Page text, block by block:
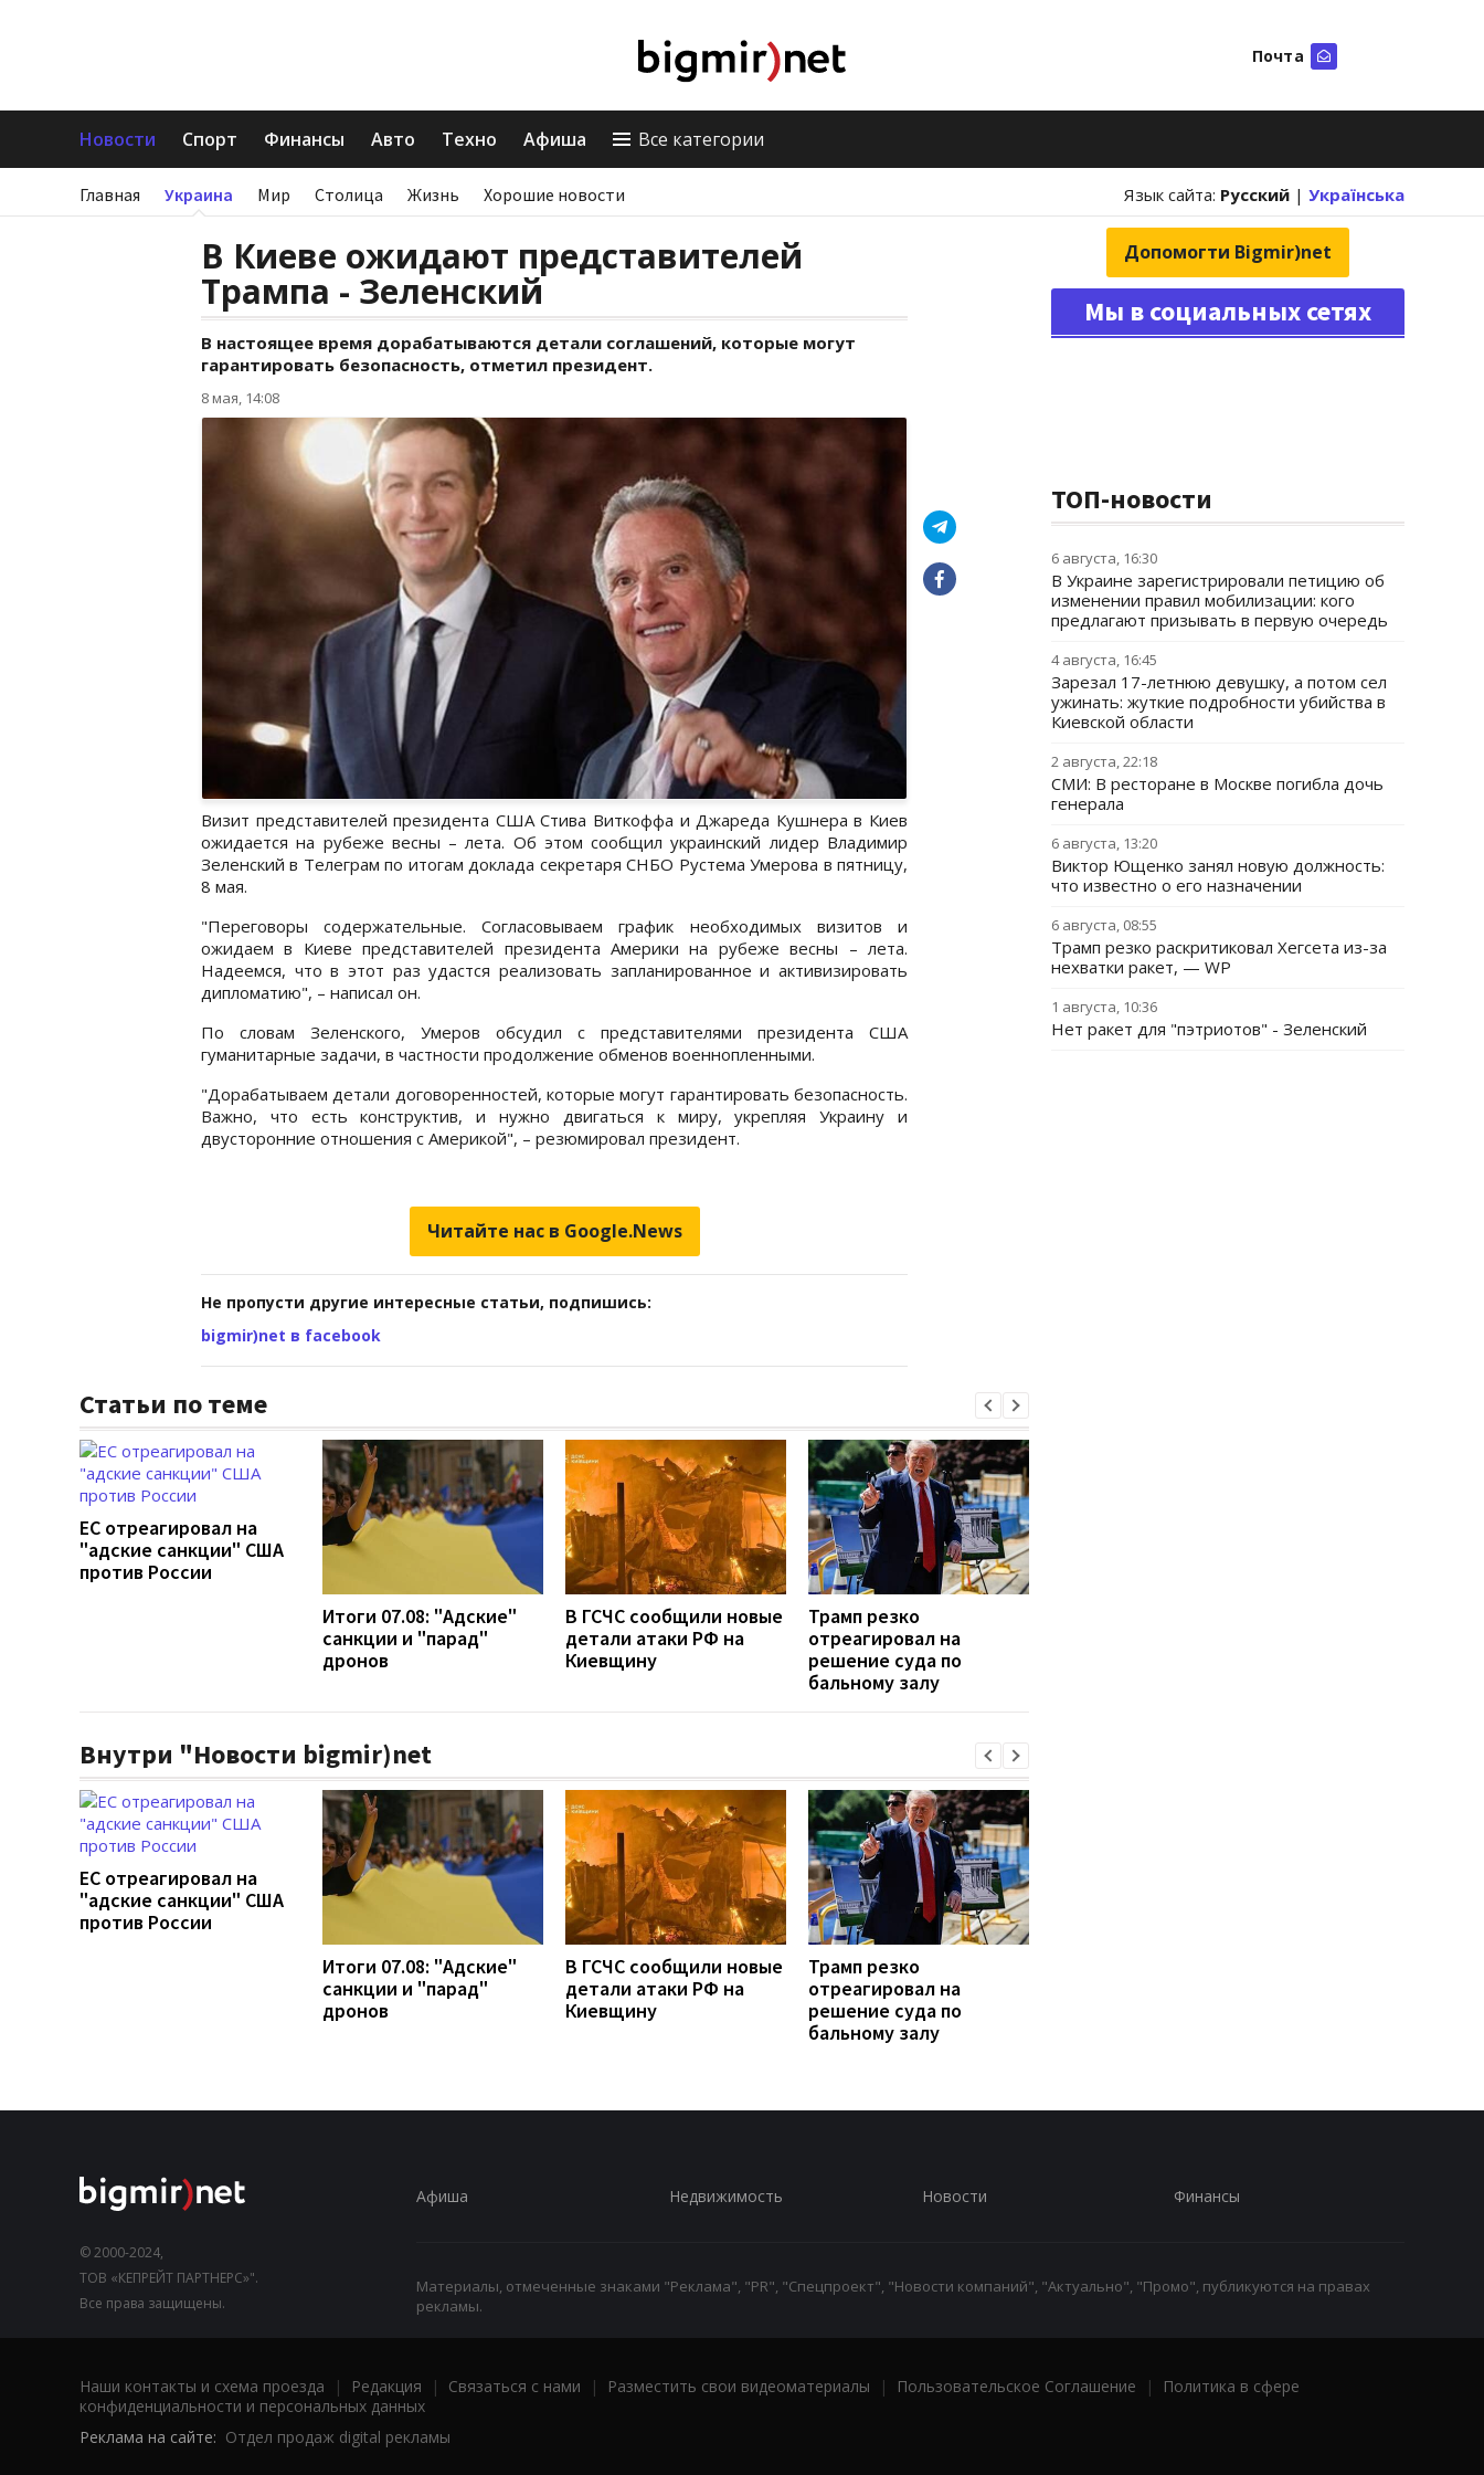
Почта
Новости Спорт Финансы Авто Техно Афиша Все категории
Главная Украина Мир Столица Жизнь Хорошие новости Язык сайта: Русский | Українська
В Киеве ожидают представителей
Трампа - Зеленский
В настоящее время дорабатываются детали соглашений, которые могут
гарантировать безопасность, отметил президент.
8 мая, 14:08
Визит представителей президента США Стива Виткоффа и Джареда Кушнера в Киев
ожидается на рубеже весны – лета. Об этом сообщил украинский лидер Владимир
Зеленский в Телеграм по итогам доклада секретаря СНБО Рустема Умерова в пятницу,
8 мая.
"Переговоры содержательные. Согласовываем график необходимых визитов и
ожидаем в Киеве представителей президента Америки на рубеже весны – лета.
Надеемся, что в этот раз удастся реализовать запланированное и активизировать
дипломатию", – написал он.
По словам Зеленского, Умеров обсудил с представителями президента США
гуманитарные задачи, в частности продолжение обменов военнопленными.
"Дорабатываем детали договоренностей, которые могут гарантировать безопасность.
Важно, что есть конструктив, и нужно двигаться к миру, укрепляя Украину и
двусторонние отношения с Америкой", – резюмировал президент.
Читайте нас в Google.News
Не пропусти другие интересные статьи, подпишись:
bigmir)net в facebook
Статьи по теме
ЕС отреагировал на
"адские санкции" США
против России
Итоги 07.08: "Адские"
санкции и "парад"
дронов
В ГСЧС сообщили новые
детали атаки РФ на
Киевщину
Трамп резко
отреагировал на
решение суда по
бальному залу
Внутри "Новости bigmir)net
ЕС отреагировал на
"адские санкции" США
против России
Итоги 07.08: "Адские"
санкции и "парад"
дронов
В ГСЧС сообщили новые
детали атаки РФ на
Киевщину
Трамп резко
отреагировал на
решение суда по
бальному залу
Допомогти Bigmir)net
Мы в социальных сетях
ТОП-новости
6 августа, 16:30
В Украине зарегистрировали петицию об
изменении правил мобилизации: кого
предлагают призывать в первую очередь
4 августа, 16:45
Зарезал 17-летнюю девушку, а потом сел
ужинать: жуткие подробности убийства в
Киевской области
2 августа, 22:18
СМИ: В ресторане в Москве погибла дочь
генерала
6 августа, 13:20
Виктор Ющенко занял новую должность:
что известно о его назначении
6 августа, 08:55
Трамп резко раскритиковал Хегсета из-за
нехватки ракет, — WP
1 августа, 10:36
Нет ракет для "пэтриотов" - Зеленский
© 2000-2024,
ТОВ «КЕПРЕЙТ ПАРТНЕРС»".
Все права защищены.
Афиша Недвижимость Новости Финансы
Материалы, отмеченные знаками "Реклама", "PR", "Спецпроект", "Новости компаний", "Актуально", "Промо", публикуются на правах
рекламы.
Наши контакты и схема проезда | Редакция | Связаться с нами | Разместить свои видеоматериалы | Пользовательское Соглашение |
Политика в сфере
конфиденциальности и персональных данных
Реклама на сайте: Отдел продаж digital рекламы